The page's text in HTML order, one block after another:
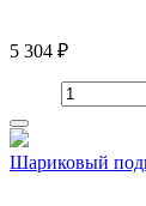
5 304 ₽
Шариковый